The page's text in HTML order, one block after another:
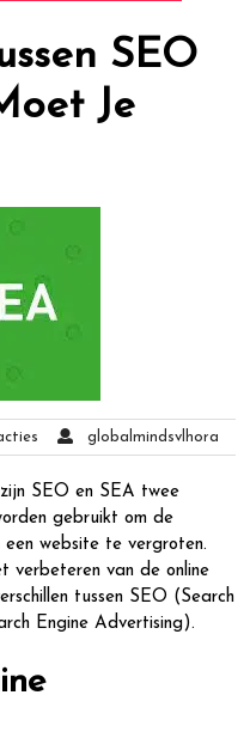
SEO
Je
globalmindsvlhora
SEO en SEA twee
gebruikt om de
website te vergroten.
verbeteren van de online
tussen SEO (Search
Engine Advertising).